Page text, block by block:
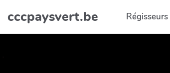
Aller au contenu principal
cccpaysvert.be Régisseurs